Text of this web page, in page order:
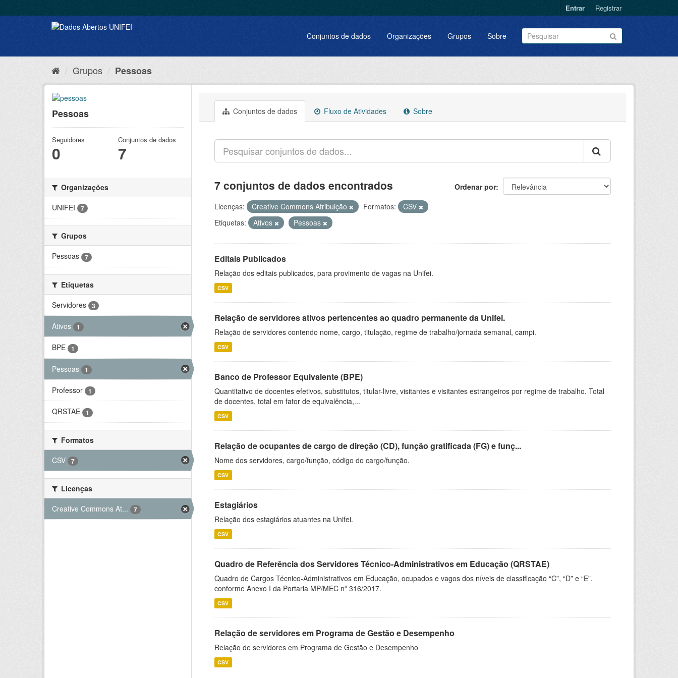
Entrar Registrar
Conjuntos de dados Organizações Grupos Sobre
Grupos Pessoas
Pessoas
Seguidores
0
Conjuntos de dados
7
Organizações
UNIFEI
7
Grupos
Pessoas
7
Etiquetas
Servidores
3
Ativos 1
BPE 1
Pessoas 1
Professor 1
QRSTAE 1
Formatos
CSV
7
Licenças
Creative Commons At...
7
Conjuntos de dados Fluxo de Atividades Sobre
Ordenar por
7 conjuntos de dados encontrados
Licenças: Creative Commons Atribuição Formatos:
CSV
Etiquetas:
Ativos Pessoas
Editais Publicados
Relação dos editais publicados, para provimento de vagas na Unifei.
CSV
Relação de servidores ativos pertencentes ao quadro permanente da Unifei.
Relação de servidores contendo nome, cargo, titulação, regime de trabalho/jornada semanal, campi.
CSV
Banco de Professor Equivalente (BPE)
Quantitativo de docentes efetivos, substitutos, titular-livre, visitantes e visitantes estrangeiros por regime de trabalho. Total
de docentes, total em fator de equivalência,...
CSV
Relação de ocupantes de cargo de direção (CD), função gratificada (FG) e funç...
Nome dos servidores, cargo/função, código do cargo/função.
CSV
Estagiários
Relação dos estagiários atuantes na Unifei.
CSV
Quadro de Referência dos Servidores Técnico-Administrativos em Educação (QRSTAE)
Quadro de Cargos Técnico-Administrativos em Educação, ocupados e vagos dos níveis de classificação “C”, “D” e “E”,
conforme Anexo I da Portaria MP/MEC nº 316/2017.
CSV
Relação de servidores em Programa de Gestão e Desempenho
Relação de servidores em Programa de Gestão e Desempenho
CSV